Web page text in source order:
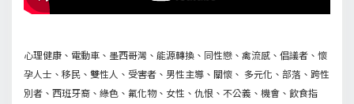
心理健康、電動車、墨西哥灣、能源轉換、同性戀、禽流感、倡議者、懷
孕人士、移民、雙性人、受害者、男性主導、關懷、 多元化、部落、跨性
別者、西班牙裔、綠色、氟化物、女性、仇恨、不公義、機會、飲食指